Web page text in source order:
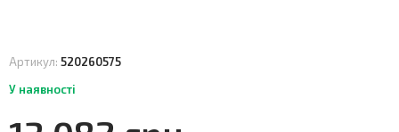
Артикул: 520260575
У наявності